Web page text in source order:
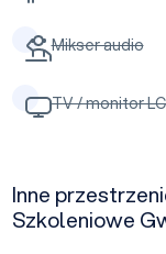
Mikser audio
TV / monitor
Inne
Szkoleniowe